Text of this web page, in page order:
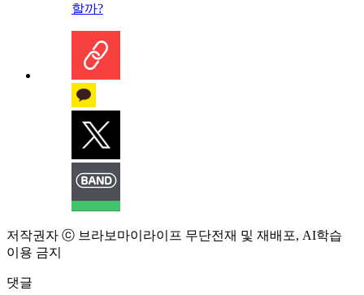
할까?
저작권자 ⓒ 브라보마이라이프 무단전재 및 재배포, AI학습
이용 금지
댓글